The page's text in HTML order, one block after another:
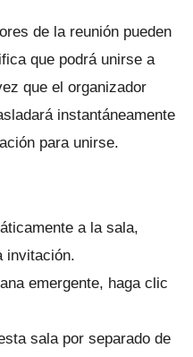
de la reunión pueden
que podrá unirse a
que el organizador
instantáneamente
para unirse.
a la sala,
invitación.
emergente, haga clic
sala por separado de